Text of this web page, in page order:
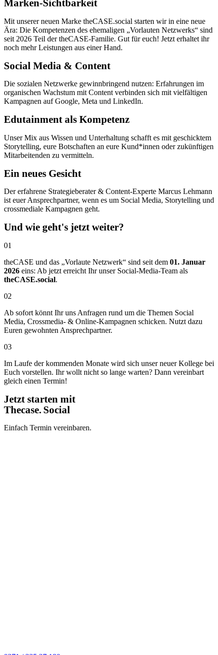
Marken-Sichtbarkeit
Mit unserer neuen Marke theCASE.social starten wir in eine neue
Ära: Die Kompetenzen des ehemaligen „Vorlauten Netzwerks“ sind
seit 2026 Teil der theCASE-Familie. Gut für euch! Jetzt erhaltet ihr
noch mehr Leistungen aus einer Hand.
Social Media & Content
Die sozialen Netzwerke gewinnbringend nutzen: Erfahrungen im
organischen Wachstum mit Content verbinden sich mit vielfältigen
Kampagnen auf Google, Meta und LinkedIn.
Edutainment als Kompetenz
Unser Mix aus Wissen und Unterhaltung schafft es mit geschicktem
Storytelling, eure Botschaften an eure Kund*innen oder zukünftigen
Mitarbeitenden zu vermitteln.
Ein neues Gesicht
Der erfahrene Strategieberater & Content-Experte Marcus Lehmann
ist euer Ansprechpartner, wenn es um Social Media, Storytelling und
crossmediale Kampagnen geht.
Und wie geht's jetzt weiter?
01
theCASE und das „Vorlaute Netzwerk“ sind seit dem 01. Januar
2026 eins: Ab jetzt erreicht Ihr unser Social-Media-Team als
theCASE.social.
02
Ab sofort könnt Ihr uns Anfragen rund um die Themen Social
Media, Crossmedia- & Online-Kampagnen schicken. Nutzt dazu
Euren gewohnten Ansprechpartner.
03
Im Laufe der kommenden Monate wird sich unser neuer Kollege bei
Euch vorstellen. Ihr wollt nicht so lange warten? Dann vereinbart
gleich einen Termin!
Jetzt starten mit
Thecase. Social
Einfach Termin vereinbaren.